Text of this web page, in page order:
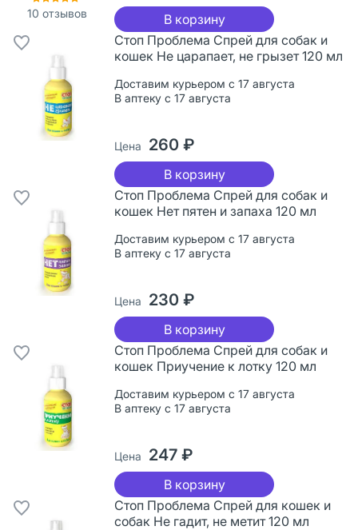
10 отзывов
В корзину
Стоп Проблема Спрей для собак и
кошек Не царапает, не грызет 120 мл
Доставим курьером с 17 августа
В аптеку с 17 августа
Цена 260 ₽
В корзину
Стоп Проблема Спрей для собак и
кошек Нет пятен и запаха 120 мл
Доставим курьером с 17 августа
В аптеку с 17 августа
Цена 230 ₽
В корзину
Стоп Проблема Спрей для собак и
кошек Приучение к лотку 120 мл
Доставим курьером с 17 августа
В аптеку с 17 августа
Цена 247 ₽
В корзину
Стоп Проблема Спрей для кошек и
собак Не гадит, не метит 120 мл